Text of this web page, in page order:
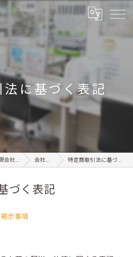
法に基づく表記
鹿児島で薬局を運営する有限会社サンセイ 会社情報 特定商取引法に基づく表記
づく表記
示事項